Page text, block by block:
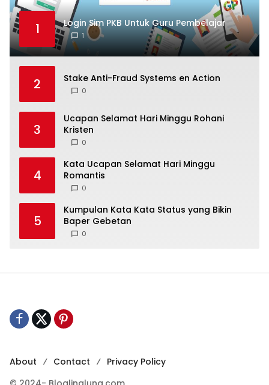
1 Login Sim PKB Untuk Guru Pembelajar
1
2 Stake Anti-Fraud Systems en Action
0
3
Ucapan Selamat Hari Minggu Rohani
Kristen
0
4
Kata Ucapan Selamat Hari Minggu
Romantis
0
5
Kumpulan Kata Kata Status yang Bikin
Baper Gebetan
0
About Contact
Privacy Policy